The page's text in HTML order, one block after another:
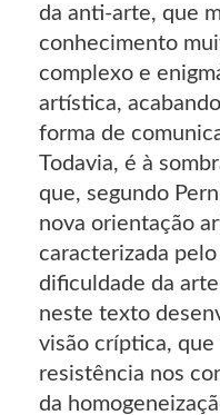
da anti-arte, que
conhecimento
complexo e
artística,
forma de
Todavia, é à
que, segundo
nova orientação
caracterizada
dificuldade da
neste texto
visão críptica,
resistência nos
da